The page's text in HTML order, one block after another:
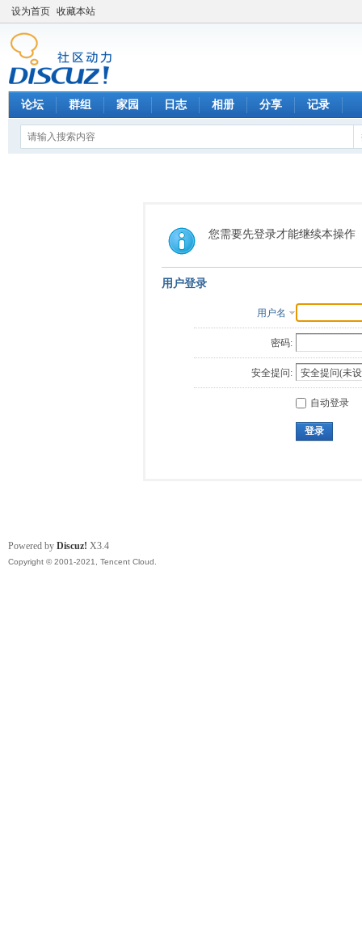
设为首页 收藏本站
论坛 群组 家园 日志 相册 分享 记录
您需要先登录才能继续本操作
用户登录
用户名
密码:
安全提问:
自动登录
登录
Powered by Discuz! X3.4
Copyright © 2001-2021, Tencent Cloud.